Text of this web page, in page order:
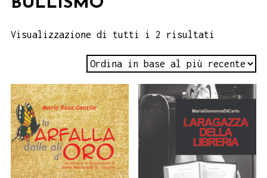
Visualizzazione di tutti i 2 risultati